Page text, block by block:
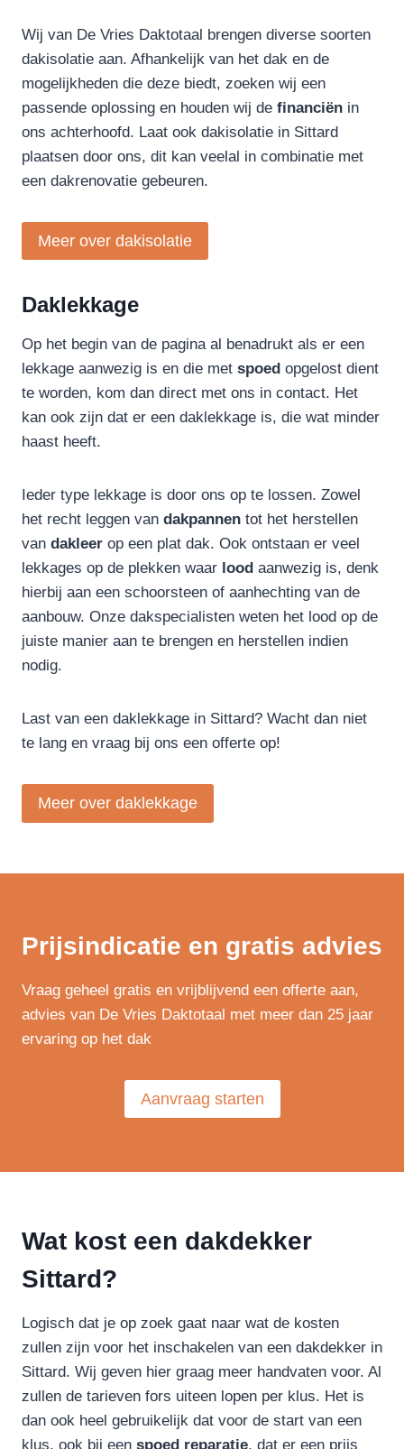
Wij van De Vries Daktotaal brengen diverse soorten
dakisolatie aan. Afhankelijk van het dak en de
mogelijkheden die deze biedt, zoeken wij een
passende oplossing en houden wij de financiën in
ons achterhoofd. Laat ook dakisolatie in Sittard
plaatsen door ons, dit kan veelal in combinatie met
een dakrenovatie gebeuren.
Meer over dakisolatie
Daklekkage
Op het begin van de pagina al benadrukt als er een
lekkage aanwezig is en die met spoed opgelost dient
te worden, kom dan direct met ons in contact. Het
kan ook zijn dat er een daklekkage is, die wat minder
haast heeft.
Ieder type lekkage is door ons op te lossen. Zowel
het recht leggen van dakpannen tot het herstellen
van dakleer op een plat dak. Ook ontstaan er veel
lekkages op de plekken waar lood aanwezig is, denk
hierbij aan een schoorsteen of aanhechting van de
aanbouw. Onze dakspecialisten weten het lood op de
juiste manier aan te brengen en herstellen indien
nodig.
Last van een daklekkage in Sittard? Wacht dan niet
te lang en vraag bij ons een offerte op!
Meer over daklekkage
Prijsindicatie en gratis advies
Vraag geheel gratis en vrijblijvend een offerte aan,
advies van De Vries Daktotaal met meer dan 25 jaar
ervaring op het dak
Aanvraag starten
Wat kost een dakdekker
Sittard?
Logisch dat je op zoek gaat naar wat de kosten
zullen zijn voor het inschakelen van een dakdekker in
Sittard. Wij geven hier graag meer handvaten voor. Al
zullen de tarieven fors uiteen lopen per klus. Het is
dan ook heel gebruikelijk dat voor de start van een
klus, ook bij een spoed reparatie, dat er een prijs